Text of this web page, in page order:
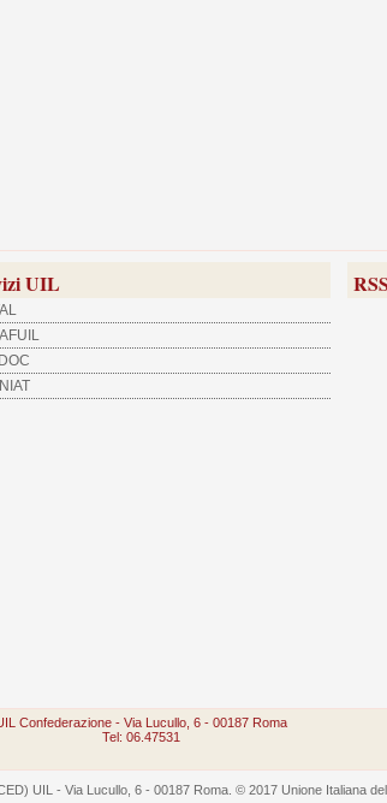
UIL
Confederazione - Via Lucullo, 6 - 00187 Roma
Tel: 06.47531
UIL - Via Lucullo, 6 - 00187 Roma. © 2017 Unione Italiana